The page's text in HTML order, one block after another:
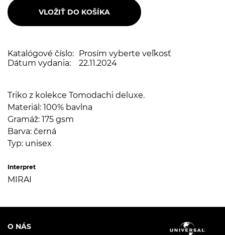
Katalógové číslo: Prosím vyberte veľkosť
Dátum vydania:
22.11.2024
Triko z kolekce Tomodachi deluxe.
Materiál: 100% bavlna
Gramáž: 175 gsm
Barva: černá
Typ: unisex
Interpret
MIRAI
O NÁS